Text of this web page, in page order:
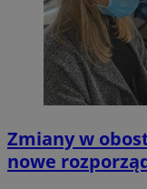
Zmiany w
nowe